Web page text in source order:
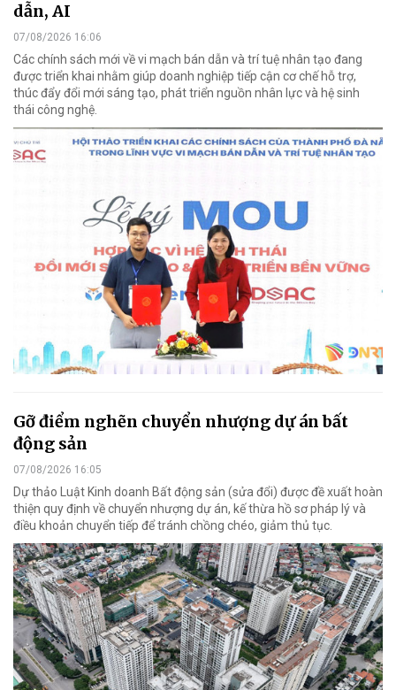
dẫn, AI
07/08/2026 16:06
Các chính sách mới về vi mạch bán dẫn và trí tuệ nhân tạo đang
được triển khai nhằm giúp doanh nghiệp tiếp cận cơ chế hỗ trợ,
thúc đẩy đổi mới sáng tạo, phát triển nguồn nhân lực và hệ sinh
thái công nghệ.
Gỡ điểm nghẽn chuyển nhượng dự án bất
động sản
07/08/2026 16:05
Dự thảo Luật Kinh doanh Bất động sản (sửa đổi) được đề xuất hoàn
thiện quy định về chuyển nhượng dự án, kế thừa hồ sơ pháp lý và
điều khoản chuyển tiếp để tránh chồng chéo, giảm thủ tục.